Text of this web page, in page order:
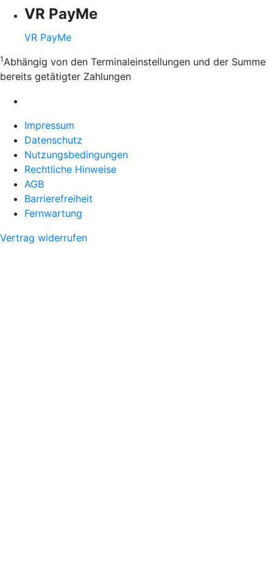
VR PayMe
VR PayMe
1Abhängig von den Terminaleinstellungen und der Summe
bereits getätigter Zahlungen
Impressum
Datenschutz
Nutzungsbedingungen
Rechtliche Hinweise
AGB
Barrierefreiheit
Fernwartung
Vertrag widerrufen